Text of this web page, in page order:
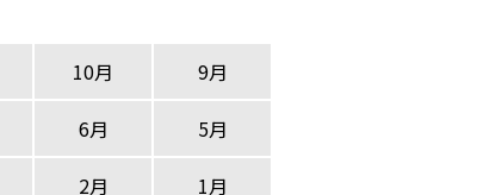
10月
9月
6月
5月
2月
1月